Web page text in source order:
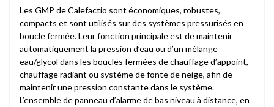
Les GMP de Calefactio sont économiques, robustes,
compacts et sont utilisés sur des systèmes pressurisés en
boucle fermée. Leur fonction principale est de maintenir
automatiquement la pression d’eau ou d’un mélange
eau/glycol dans les boucles fermées de chauffage d’appoint,
chauffage radiant ou système de fonte de neige, afin de
maintenir une pression constante dans le système.
L’ensemble de panneau d’alarme de bas niveau à distance, en